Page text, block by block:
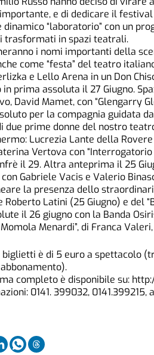
e di dedicare il
dinamico “laboratorio” con un
trasformati in spazi teatrali.
i nomi importanti della
come “festa” del teatro
e Lello Arena in un Don
prima assoluta il 27 Giugno.
David Mamet, con “Glengarry
per la compagnia guidata
due prime donne del nostro
Lucrezia Lante della
Vertova con
il 29. Altra anteprima il 25
Gabriele Vacis e Valerio
la presenza dello
Roberto Latini (25 Giugno) e del
il 26 giugno con la Banda
Momola Menardi”, di Franca
è di 5 euro a spettacolo
completo è disponibile su:
0141. 399032,